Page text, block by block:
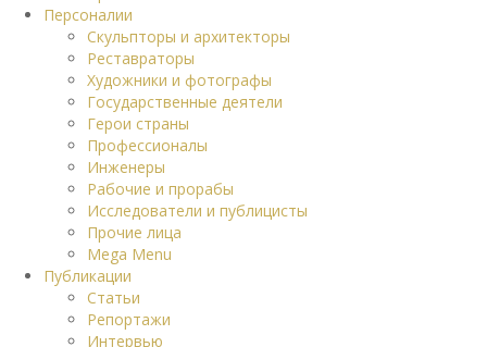
Персоналии
Скульпторы и архитекторы
Реставраторы
Художники и фотографы
Государственные деятели
Герои страны
Профессионалы
Инженеры
Рабочие и прорабы
Исследователи и публицисты
Прочие лица
Mega Menu
Публикации
Статьи
Репортажи
Интервью